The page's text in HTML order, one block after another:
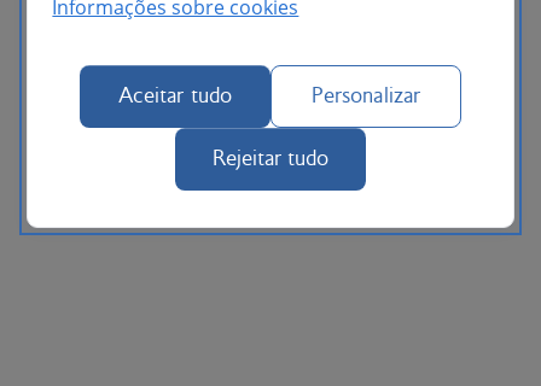
Informações sobre cookies
Aceitar tudo Personalizar
Rejeitar tudo